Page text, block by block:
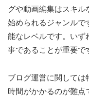
グや動画編集はスキル
始められるジャンルで
能なレベルです。いず
事であることが重要で
ブログ運営に関して
時間がかかるのが難点